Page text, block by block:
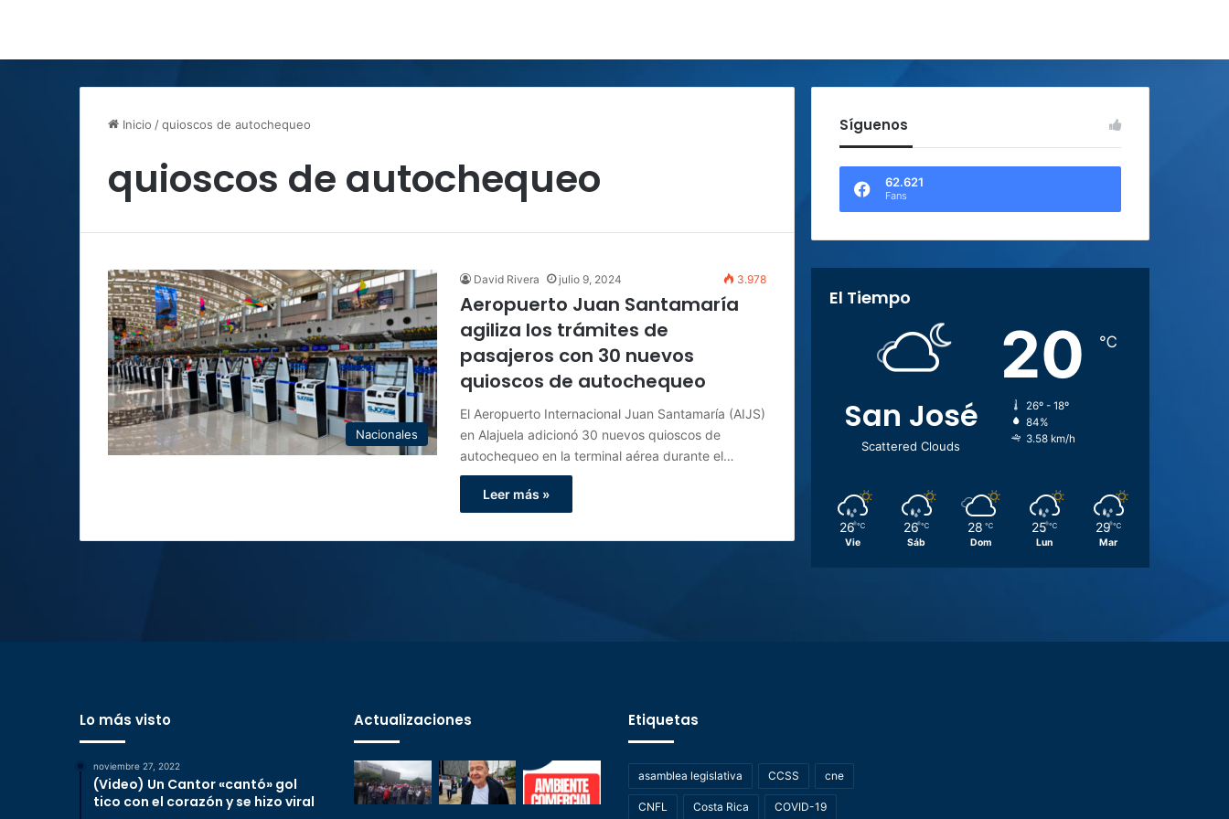
Inicio /quioscos de autochequeo
quioscos de autochequeo
Nacionales
David Rivera julio 9, 2024 3.978
Aeropuerto Juan Santamaría
agiliza los trámites de
pasajeros con 30 nuevos
quioscos de autochequeo
El Aeropuerto Internacional Juan Santamaría (AIJS)
en Alajuela adicionó 30 nuevos quioscos de
autochequeo en la terminal aérea durante el…
Leer más »
Síguenos
62.621
Fans
El Tiempo
San José
Scattered Clouds
20 ℃
26º - 18º
84%
3.58 km/h
26 ℃
Vie
26 ℃
Sáb
28 ℃
Dom
25 ℃
Lun
29 ℃
Mar
Lo más visto
noviembre 27, 2022
(Video) Un Cantor «cantó» gol
tico con el corazón y se hizo viral
Actualizaciones Etiquetas
asamblea legislativa CCSS cne
CNFL Costa Rica COVID-19